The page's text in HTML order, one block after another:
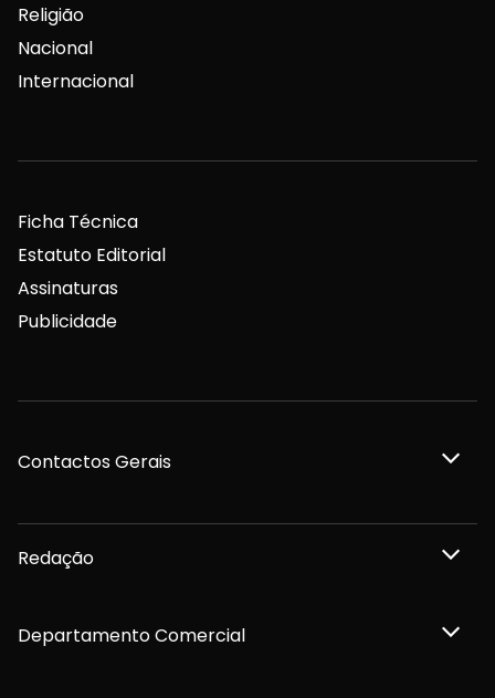
Religião
Nacional
Internacional
Ficha Técnica
Estatuto Editorial
Assinaturas
Publicidade
Contactos Gerais
Redação
Departamento Comercial